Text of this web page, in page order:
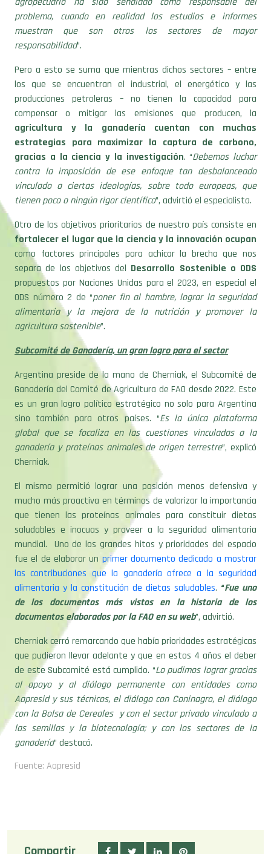
problema, cuando en realidad los estudios e informes
muestran que son otros los sectores de mayor
responsabilidad”.
Pero a esto se suma que mientras dichos sectores – entre
los que se encuentran el industrial, el energético y las
producciones petroleras – no tienen la capacidad para
compensar o mitigar las emisiones que producen, la
agricultura y la ganadería cuentan con muchas
estrategias para maximizar la captura de carbono,
gracias a la ciencia y la investigación. “Debemos luchar
contra la imposición de ese enfoque tan desbalanceado
vinculado a ciertas ideologías, sobre todo europeas, que
tienen poco o ningún rigor científico”, advirtió el especialista.
Otro de los objetivos prioritarios de nuestro país consiste en
fortalecer el lugar que la ciencia y la innovación ocupan
como factores principales para achicar la brecha que nos
separa de los objetivos del Desarrollo Sostenible o ODS
propuestos por Naciones Unidas para el 2023, en especial el
ODS número 2 de “poner fin al hambre, lograr la seguridad
alimentaria y la mejora de la nutrición y promover la
agricultura sostenible”.
Subcomité de Ganadería, un gran logro para el sector
Argentina preside de la mano de Cherniak, el Subcomité de
Ganadería del Comité de Agricultura de FAO desde 2022. Este
es un gran logro político estratégico no solo para Argentina
sino también para otros países. “Es la única plataforma
global que se focaliza en las cuestiones vinculadas a la
ganadería y proteínas animales de origen terrestre”, explicó
Cherniak.
El mismo permitió lograr una posición menos defensiva y
mucho más proactiva en términos de valorizar la importancia
que tienen las proteínas animales para constituir dietas
saludables e inocuas y proveer a la seguridad alimentaria
mundial. Uno de los grandes hitos y prioridades del espacio
fue el de elaborar un primer documento dedicado a mostrar
las contribuciones que la ganadería ofrece a la seguridad
alimentaria y la constitución de dietas saludables. “Fue uno
de los documentos más vistos en la historia de los
documentos elaborados por la FAO en su web”, advirtió.
Cherniak cerró remarcando que había prioridades estratégicas
que pudieron llevar adelante y que en estos 4 años el deber
de este Subcomité está cumplido. “Lo pudimos lograr gracias
al apoyo y al diálogo permanente con entidades como
Aapresid y sus técnicos, el diálogo con Coninagro, el diálogo
con la Bolsa de Cereales y con el sector privado vinculado a
las semillas y la biotecnología; y con los sectores de la
ganadería” destacó.
Fuente: Aapresid
Compartir